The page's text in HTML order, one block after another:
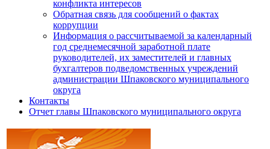
конфликта интересов
Обратная связь для сообщений о фактах
коррупции
Информация о рассчитываемой за календарный
год среднемесячной заработной плате
руководителей, их заместителей и главных
бухгалтеров подведомственных учреждений
администрации Шпаковского муниципального
округа
Контакты
Отчет главы Шпаковского муниципального округа